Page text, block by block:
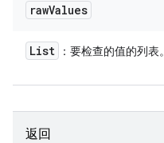
rawValues
List ：要检查的值的列表。
返回